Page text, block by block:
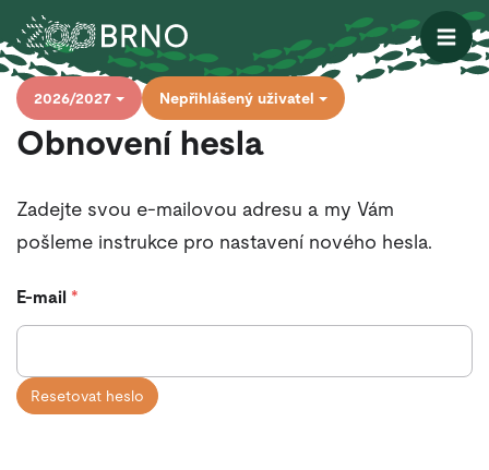
2026/2027 Nepřihlášený uživatel
Otevřít
Obnovení hesla
Zadejte svou e-mailovou adresu a my Vám
pošleme instrukce pro nastavení nového hesla.
E-mail *
Resetovat heslo